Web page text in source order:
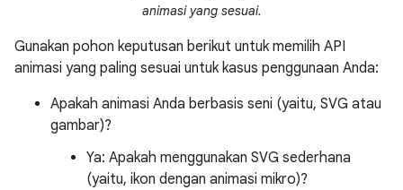
animasi yang sesuai.
Gunakan pohon keputusan berikut untuk memilih API
animasi yang paling sesuai untuk kasus penggunaan Anda:
Apakah animasi Anda berbasis seni (yaitu, SVG atau
gambar)?
Ya: Apakah menggunakan SVG sederhana
(yaitu, ikon dengan animasi mikro)?